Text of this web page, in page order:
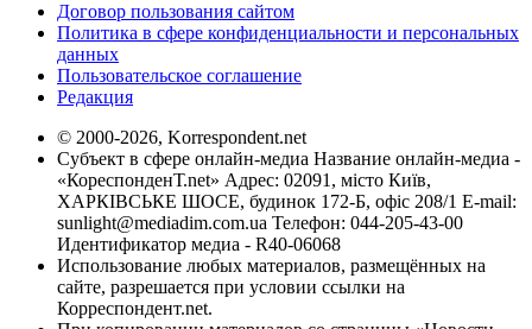
Договор пользования сайтом
Политика в сфере конфиденциальности и персональных
данных
Пользовательское соглашение
Редакция
© 2000-2026, Korrespondent.net
Субъект в сфере онлайн-медиа Название онлайн-медиа -
«КореспонденТ.net» Адрес: 02091, місто Київ,
ХАРКІВСЬКЕ ШОСЕ, будинок 172-Б, офіс 208/1 E-mail:
sunlight@mediadim.com.ua Телефон: 044-205-43-00
Идентификатор медиа - R40-06068
Использование любых материалов, размещённых на
сайте, разрешается при условии ссылки на
Корреспондент.net.